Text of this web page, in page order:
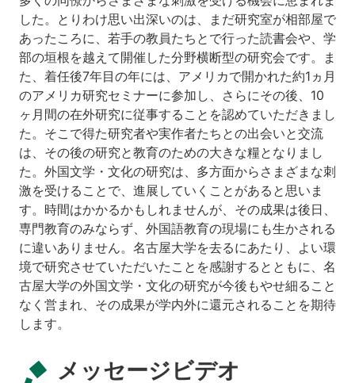
した。とりわけ思い出深いのは、まだ研究室が相部屋で
あったころに、若手の教員たちとで行った読書会や、学
部の垣根を越えて開催した分野横断型の研究会です。ま
た、着任後7年目の年には、アメリカで開かれた約1ヵ月
のアメリカ研究セミナーに参加し、さらにその後、10
ヶ月間の在外研究に従事することを認めていただきまし
た。そこで得た研究者や実作者たちとの出会いと交流
は、その後の研究と教育のための大きな糧となりまし
た。外国文学・文化の研究は、多方面からさまざまな刺
激を受けることで、進展していくことがあると思いま
す。時間はかかるかもしれませんが、その成果は後日、
専門教育のみならず、外国語教育の現場にも生かされる
に違いありません。名古屋大学を去るにあたり、よい環
境で研究させていただいたことを感謝するとともに、名
古屋大学の外国文学・文化の研究が今後もやせ細ること
なく営まれ、その成果が学内外に還元されることを期待
します。
メッセージビデオ